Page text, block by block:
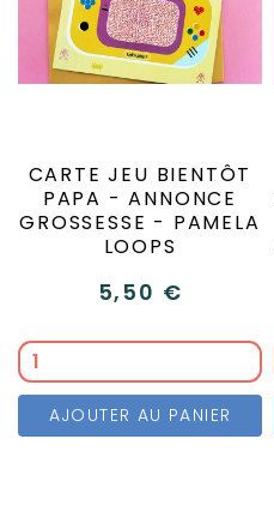
CARTE JEU BIENTÔT
PAPA - ANNONCE
GROSSESSE - PAMELA
LOOPS
5,50 €
AJOUTER AU PANIER